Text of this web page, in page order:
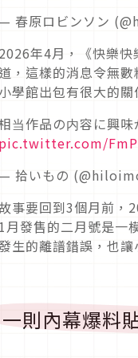
— 春原ロビンソン
2026年4月，《快樂
道，這樣的消息令無
小學館出包有很大的關
当作品の内容に興
pic.twitter.com/
— 拾いもの
事要回到3個月前，
1月發售的二月號是一
生的離譜錯誤，也
一則內幕爆料